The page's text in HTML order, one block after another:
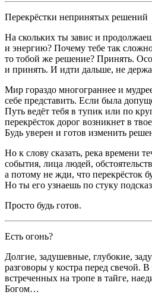
Перекрёстки непринятых решений
На скольких ты завис и
и энергию? Почему тебе так
то тобой же решение? Принять.
и принять. И идти дальше, не
Мир гораздо многограннее и
себе представить. Если была
Путь ведёт тебя в тупик или по
перекрёсток дорог возникнет в
Будь уверен и готов изменить
Но к слову сказать, река времени
события, лица людей,
а потому не жди, что перекрёсток
Но ты его узнаешь по стуку
Просто будь готов.
Есть огонь?
Долгие, задушевные, глубокие,
разговоры у костра перед свечой.
встреченных на тропе в тайге,
Богом…